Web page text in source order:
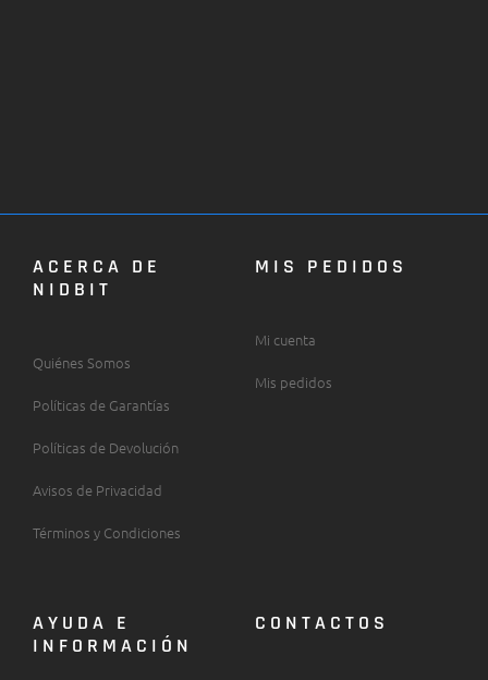
ACERCA DE
NIDBIT
Quiénes Somos
Políticas de Garantías
Políticas de Devolución
Avisos de Privacidad
Términos y Condiciones
MIS PEDIDOS
Mi cuenta
Mis pedidos
AYUDA E
INFORMACIÓN
CONTACTOS